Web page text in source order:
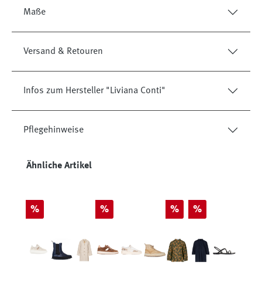
Maße
Versand & Retouren
Infos zum Hersteller "Liviana Conti"
Pflegehinweise
Produktgalerie überspringen
Ähnliche Artikel
Rabatt
% Rabatt
% Rabatt
% Rabatt
%